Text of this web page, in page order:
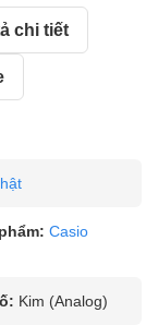
chi tiết
Casio
Kim (Analog)